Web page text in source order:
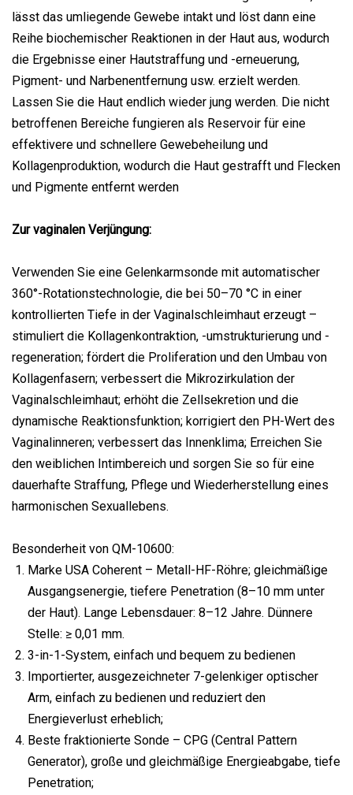
lässt das umliegende Gewebe intakt und löst dann eine
Reihe biochemischer Reaktionen in der Haut aus, wodurch
die Ergebnisse einer Hautstraffung und -erneuerung,
Pigment- und Narbenentfernung usw. erzielt werden.
Lassen Sie die Haut endlich wieder jung werden. Die nicht
betroffenen Bereiche fungieren als Reservoir für eine
effektivere und schnellere Gewebeheilung und
Kollagenproduktion, wodurch die Haut gestrafft und Flecken
und Pigmente entfernt werden
Zur vaginalen Verjüngung:
Verwenden Sie eine Gelenkarmsonde mit automatischer
360°-Rotationstechnologie, die bei 50–70 °C in einer
kontrollierten Tiefe in der Vaginalschleimhaut erzeugt –
stimuliert die Kollagenkontraktion, -umstrukturierung und -
regeneration; fördert die Proliferation und den Umbau von
Kollagenfasern; verbessert die Mikrozirkulation der
Vaginalschleimhaut; erhöht die Zellsekretion und die
dynamische Reaktionsfunktion; korrigiert den PH-Wert des
Vaginalinneren; verbessert das Innenklima; Erreichen Sie
den weiblichen Intimbereich und sorgen Sie so für eine
dauerhafte Straffung, Pflege und Wiederherstellung eines
harmonischen Sexuallebens.
Besonderheit von QM-10600:
Marke USA Coherent – ​​Metall-HF-Röhre; gleichmäßige
Ausgangsenergie, tiefere Penetration (8–10 mm unter
der Haut). Lange Lebensdauer: 8–12 Jahre. Dünnere
Stelle: ≥ 0,01 mm.
3-in-1-System, einfach und bequem zu bedienen
Importierter, ausgezeichneter 7-gelenkiger optischer
Arm, einfach zu bedienen und reduziert den
Energieverlust erheblich;
Beste fraktionierte Sonde – CPG (Central Pattern
Generator), große und gleichmäßige Energieabgabe, tiefe
Penetration;